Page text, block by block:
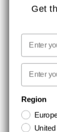
KONTAKT
JOB HOS
MEDIA
VI TAGER
Hold dig
opbevares
Get
Email
First
Region